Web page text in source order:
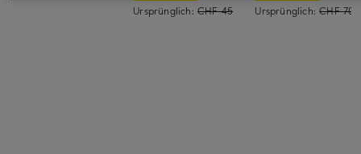
Ursprünglich: CHF 45 Ursprünglich:CHF 70